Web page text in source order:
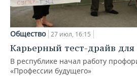
Общество 27 июл, 16:15
Карьерный тест-драйв
В республике начал работу
«Профессии будущего»